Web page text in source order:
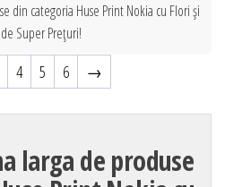
din categoria Huse Print Nokia cu Flori și
Super Prețuri!
4 5 6 →
larga de produse